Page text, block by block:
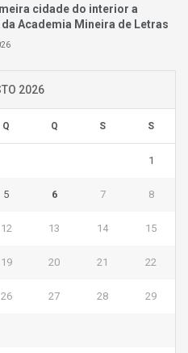
cidade do interior a
Academia Mineira de Letras
2026
Q Q S S
1
5 6 7 8
12 13 14 15
19 20 21 22
26 27 28 29